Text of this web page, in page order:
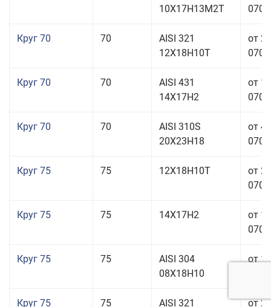
10Х17Н13М2Т
Круг 70 70
AISI 321
12Х18Н10Т
от
Круг 70 70
AISI 431
14Х17Н2
от
Круг 70 70
AISI 310S
20Х23Н18
от
Круг 75 75 12Х18Н10Т
от
Круг 75 75 14Х17Н2
от
Круг 75 75
AISI 304
08Х18Н10
от
Круг 75 75 AISI 321 от